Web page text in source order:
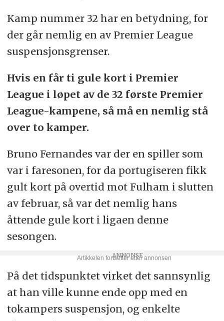
Kamp nummer 32 har en betydning, for
der går nemlig en av Premier League
suspensjonsgrenser.
Hvis en får ti gule kort i Premier
League i løpet av de 32 første Premier
League-kampene, så må en nemlig stå
over to kamper.
Bruno Fernandes var der en spiller som
var i faresonen, for da portugiseren fikk
gult kort på overtid mot Fulham i slutten
av februar, så var det nemlig hans
åttende gule kort i ligaen denne
sesongen.
På det tidspunktet virket det sannsynlig
at han ville kunne ende opp med en
tokampers suspensjon, og enkelte